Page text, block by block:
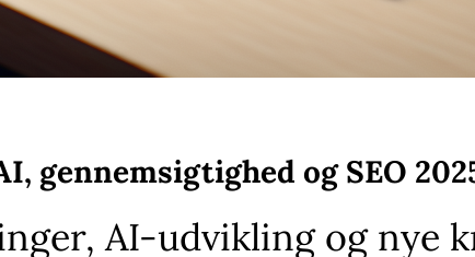
gennemsigtighed og SEO
AI-udvikling og nye